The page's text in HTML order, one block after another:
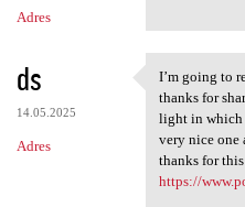
Adres
ds
14.05.2025
Adres
I’m going
I’m going to
thanks for
light in which
very nice one
thanks for
https://